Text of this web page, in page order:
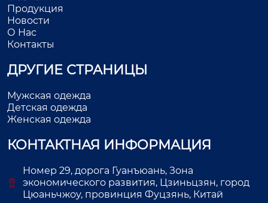
Продукция
Новости
О Нас
Контакты
ДРУГИЕ СТРАНИЦЫ
Мужская одежда
Детская одежда
Женская одежда
КОНТАКТНАЯ ИНФОРМАЦИЯ
Номер 29, дорога Гуанъюань, Зона
экономического развития, Цзиньцзян, город
Цюаньчжоу, провинция Фуцзянь, Китай